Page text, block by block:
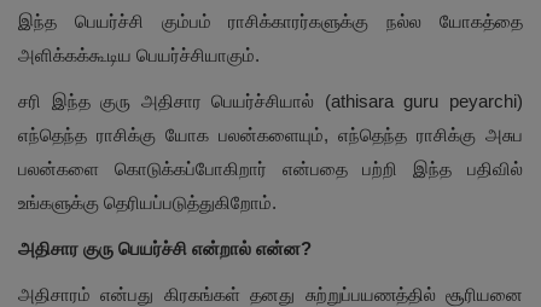
இந்த பெயர்ச்சி கும்பம் ராசிக்காரர்களுக்கு நல்ல யோகத்தை
அளிக்கக்கூடிய பெயர்ச்சியாகும்.
சரி இந்த குரு அதிசார பெயர்ச்சியால் (athisara guru peyarchi)
எந்தெந்த ராசிக்கு யோக பலன்களையும், எந்தெந்த ராசிக்கு அசுப
பலன்களை கொடுக்கப்போகிறார் என்பதை பற்றி இந்த பதிவில்
உங்களுக்கு தெரியப்படுத்துகிறோம்.
அதிசார குரு பெயர்ச்சி என்றால் என்ன?
அதிசாரம் என்பது கிரகங்கள் தனது சுற்றுப்பயணத்தில் சூரியனை